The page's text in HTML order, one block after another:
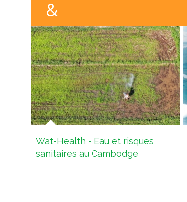
Wat-Health - Eau et risques
sanitaires au Cambodge